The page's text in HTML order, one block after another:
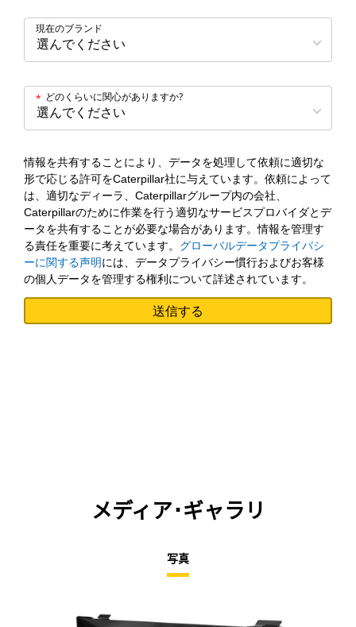
現在のブランド
どのくらいに関心がありますか?
*
情報を共有することにより、データを処理して依頼に適切な
形で応じる許可をCaterpillar社に与えています。依頼によって
は、適切なディーラ、Caterpillarグループ内の会社、
Caterpillarのために作業を行う適切なサービスプロバイダとデ
ータを共有することが必要な場合があります。情報を管理す
る責任を重要に考えています。 グローバルデータプライバシ
ーに関する声明には、データプライバシー慣行およびお客様
の個人データを管理する権利について詳述されています。
メディア･ギャラリ
写真